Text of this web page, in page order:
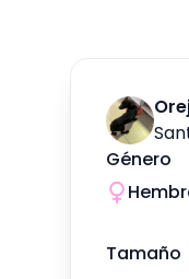
Género
Tamaño